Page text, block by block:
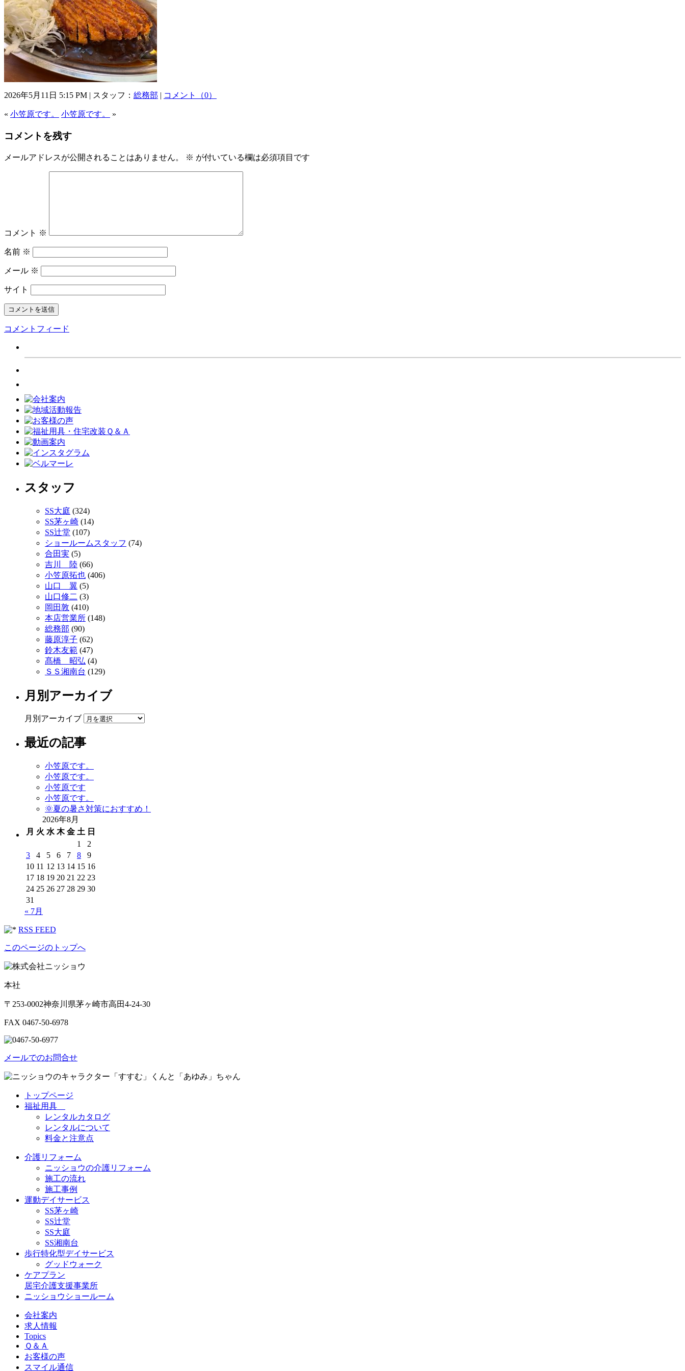
2026年5月11日 5:15 PM | スタッフ： 総務部 | コメント（0）
« 小笠原です。 小笠原です。 »
コメントを残す
メールアドレスが公開されることはありません。 ※ が付いている欄は必須項目です
コメント ※
名前 ※
メール ※
サイト
コメントフィード
スタッフ
SS大庭 (324)
SS茅ヶ崎 (14)
SS辻堂 (107)
ショールームスタッフ (74)
合田実 (5)
吉川 陸 (66)
小笠原拓也 (406)
山口 翼 (5)
山口修二 (3)
岡田敦 (410)
本店営業所 (148)
総務部 (90)
藤原淳子 (62)
鈴木友範 (47)
髙橋 昭弘 (4)
ＳＳ湘南台 (129)
月別アーカイブ
月別アーカイブ
最近の記事
小笠原です。
小笠原です。
小笠原です
小笠原です。
🌞夏の暑さ対策におすすめ！
2026年8月
月 火 水 木 金 土 日
1
2
3
4 5 6 7 8
9
10 11 12 13 14 15 16
17 18 19 20 21 22 23
24 25 26 27 28 29 30
31
« 7月
RSS FEED
このページのトップへ
本社
〒253-0002神奈川県茅ヶ崎市高田4-24-30
FAX 0467-50-6978
メールでのお問合せ
トップページ
福祉用具
レンタルカタログ
レンタルについて
料金と注意点
介護リフォーム
ニッショウの介護リフォーム
施工の流れ
施工事例
運動デイサービス
SS茅ヶ崎
SS辻堂
SS大庭
SS湘南台
歩行特化型デイサービス
グッドウォーク
ケアプラン
居宅介護支援事業所
ニッショウショールーム
会社案内
求人情報
Topics
Ｑ＆Ａ
お客様の声
スマイル通信